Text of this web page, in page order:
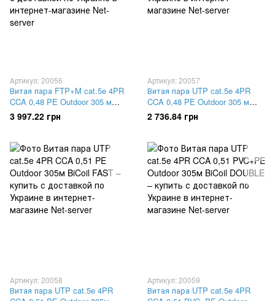
Артикул: 20056
Витая пара FTP+M cat.5e 4PR
CCA 0,48 PE Outdoor 305 м
Dialan проволока 1.2 мм
3 997.22 грн
Артикул: 20057
Витая пара UTP cat.5e 4PR
CCA 0,48 PE Outdoor 305 м
Dialan
2 736.84 грн
Артикул: 20058
Витая пара UTP cat.5e 4PR
Артикул: 20059
Витая пара UTP cat.5e 4PR